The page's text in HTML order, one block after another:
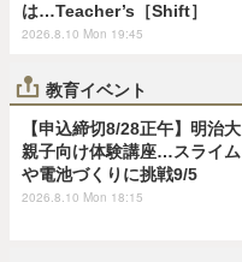
は…Teacher’s［Shift］
2026.8.10 Mon 19:45
教育イベント
【申込締切8/28正午】明治大
親子向け体験講座…スライム
や電池づくりに挑戦9/5
2026.8.10 Mon 18:15